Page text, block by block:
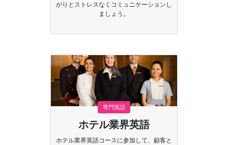
がりとストレスなくコミュニケーションし
ましょう。
専門英語
ホテル業界英語
ホテル業界英語コースに参加して、顧客と